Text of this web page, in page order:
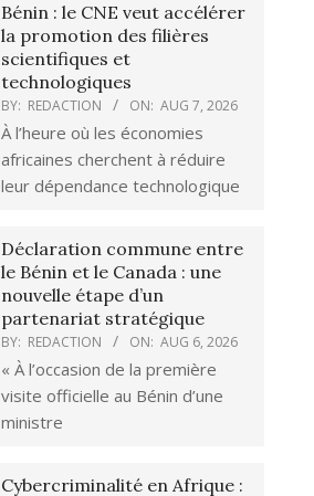
Bénin : le CNE veut accélérer
la promotion des filières
scientifiques et
technologiques
BY: REDACTION ON: AUG 7, 2026
À l’heure où les économies
africaines cherchent à réduire
leur dépendance technologique
Déclaration commune entre
le Bénin et le Canada : une
nouvelle étape d’un
partenariat stratégique
BY: REDACTION ON: AUG 6, 2026
« À l’occasion de la première
visite officielle au Bénin d’une
ministre
Cybercriminalité en Afrique :